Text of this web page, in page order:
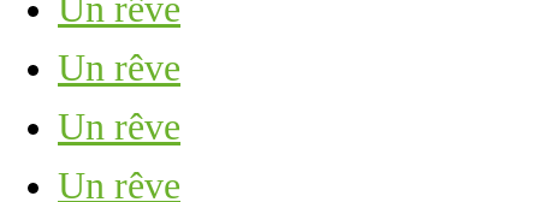
Un rêve
Un rêve
Un rêve
Un rêve